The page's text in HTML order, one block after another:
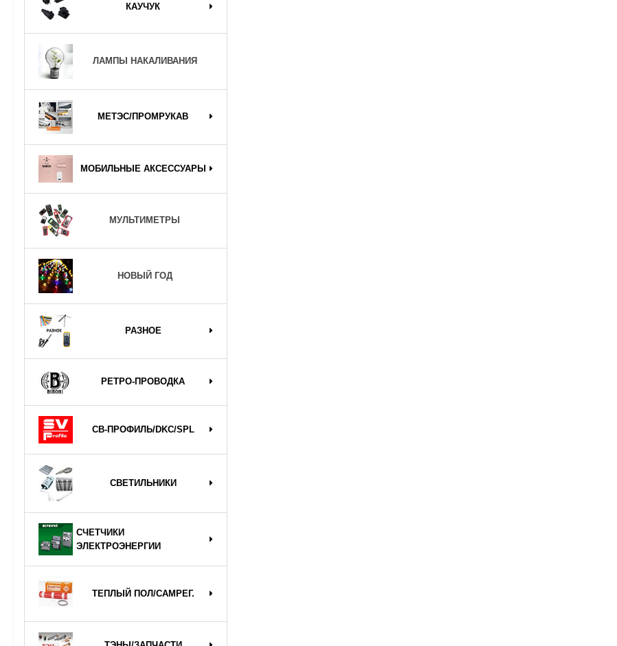
КАУЧУК
ЛАМПЫ НАКАЛИВАНИЯ
МЕТЭС/ПРОМРУКАВ
МОБИЛЬНЫЕ АКСЕССУАРЫ
МУЛЬТИМЕТРЫ
НОВЫЙ ГОД
РАЗНОЕ
РЕТРО-ПРОВОДКА
СВ-ПРОФИЛЬ/DKC/SPL
СВЕТИЛЬНИКИ
СЧЕТЧИКИ
ЭЛЕКТРОЭНЕРГИИ
ТЕПЛЫЙ ПОЛ/САМРЕГ.